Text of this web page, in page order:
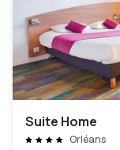
Suite Home
Orléans